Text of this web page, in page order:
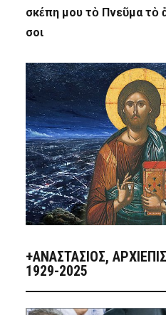
σκέπη μου τὸ Πνεῦμα τὸ
σοι
+ΑΝΑΣΤΆΣΙΟΣ,
1929-2025